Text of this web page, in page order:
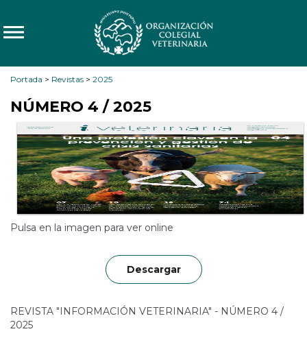
Portada > Revistas > 2025
NÚMERO 4 / 2025
Pulsa en la imagen para ver online
Descargar
REVISTA "INFORMACIÓN VETERINARIA" - NÚMERO 4 /
2025